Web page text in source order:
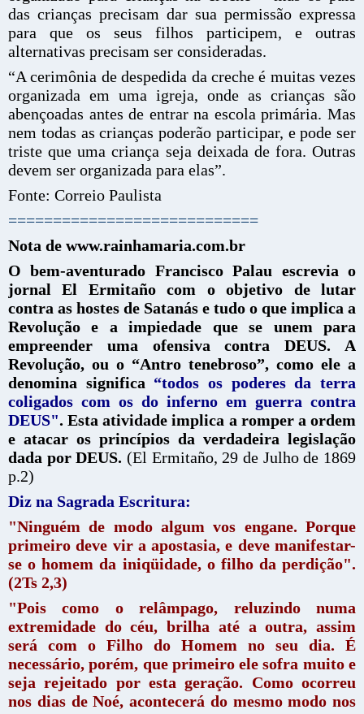
das crianças precisam dar sua permissão expressa
para que os seus filhos participem, e outras
alternativas precisam ser consideradas.
“A cerimônia de despedida da creche é muitas vezes
organizada em uma igreja, onde as crianças são
abençoadas antes de entrar na escola primária. Mas
nem todas as crianças poderão participar, e pode ser
triste que uma criança seja deixada de fora. Outras
devem ser organizada para elas”.
Fonte: Correio Paulista
============================
Nota de www.rainhamaria.com.br
O bem-aventurado Francisco Palau escrevia o
jornal El Ermitaño com o objetivo de lutar
contra as hostes de Satanás e tudo o que implica a
Revolução e a impiedade que se unem para
empreender uma ofensiva contra DEUS. A
Revolução, ou o “Antro tenebroso”, como ele a
denomina significa “todos os poderes da terra
coligados com os do inferno em guerra contra
DEUS". Esta atividade implica a romper a ordem
e atacar os princípios da verdadeira legislação
dada por DEUS. (El Ermitaño, 29 de Julho de 1869
p.2)
Diz na Sagrada Escritura:
"Ninguém de modo algum vos engane. Porque
primeiro deve vir a apostasia, e deve manifestar-
se o homem da iniqüidade, o filho da perdição".
(2Ts 2,3)
"Pois como o relâmpago, reluzindo numa
extremidade do céu, brilha até a outra, assim
será com o Filho do Homem no seu dia. É
necessário, porém, que primeiro ele sofra muito e
seja rejeitado por esta geração. Como ocorreu
nos dias de Noé, acontecerá do mesmo modo nos